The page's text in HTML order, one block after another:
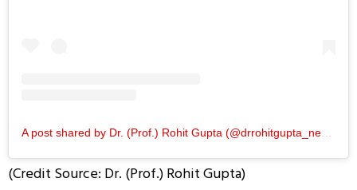
A post shared by Dr. (Prof.) Rohit Gupta (@drrohitgupta_neurologist)
(Credit Source: Dr. (Prof.) Rohit Gupta)